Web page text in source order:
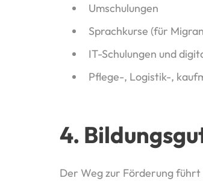
Umschulungen
Sprachkurse (für
IT-Schulungen und
Pflege-, Logistik-,
4.
Der Weg zur Förderung